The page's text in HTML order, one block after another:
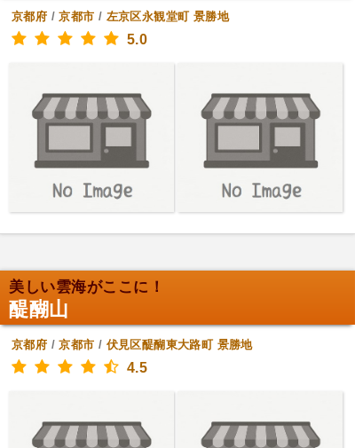
京都府 /京都市 / 左京区永観堂町 景勝地
5.0
美しい雲海がここに！
醍醐山
京都府 /京都市 / 伏見区醍醐東大路町 景勝地
4.5